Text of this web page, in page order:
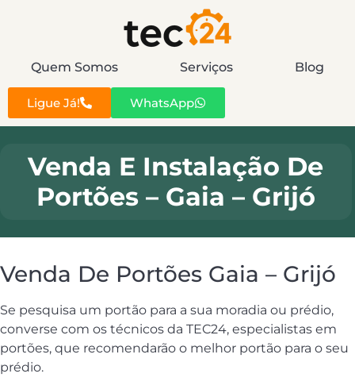
Quem Somos Serviços Blog
Ligue Já! WhatsApp
Venda E Instalação De
Portões – Gaia – Grijó
Venda De Portões Gaia – Grijó
Se pesquisa um portão para a sua moradia ou prédio,
converse com os técnicos da TEC24, especialistas em
portões, que recomendarão o melhor portão para o seu
prédio.